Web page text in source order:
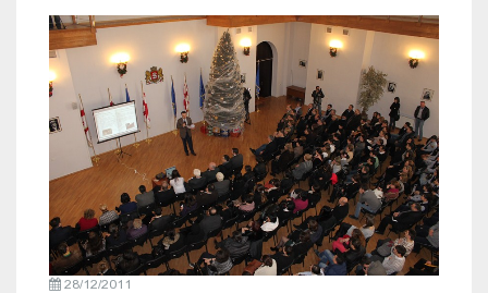
28/12/2011